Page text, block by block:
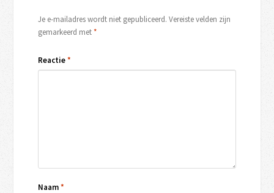
Je e-mailadres wordt niet gepubliceerd. Vereiste velden zijn
gemarkeerd met*
Reactie*
Naam*